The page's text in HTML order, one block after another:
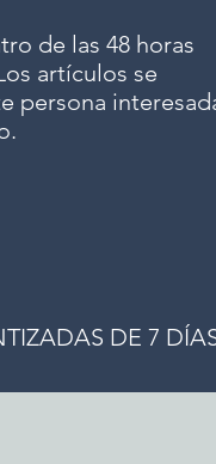
de las 48 horas
artículos se
persona
DE 7